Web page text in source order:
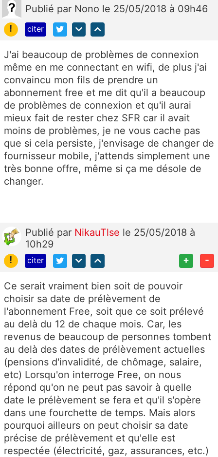
Publié par Nono le 25/05/2018 à 09h46
!
citer
J'ai beaucoup de problèmes de connexion
même en me connectant en wifi, de plus j'ai
convaincu mon fils de prendre un
abonnement free et me dit qu'il a beaucoup
de problèmes de connexion et qu'il aurai
mieux fait de rester chez SFR car il avait
moins de problèmes, je ne vous cache pas
que si cela persiste, j'envisage de changer de
fournisseur mobile, j'attends simplement une
très bonne offre, même si ça me désole de
changer.
Publié par NikauTlse le 25/05/2018 à
10h29
!
citer + -
Ce serait vraiment bien soit de pouvoir
choisir sa date de prélèvement de
l'abonnement Free, soit que ce soit prélevé
au delà du 12 de chaque mois. Car, les
revenus de beaucoup de personnes tombent
au delà des dates de prélèvement actuelles
(pensions d'invalidité, de chômage, salaire,
etc) Lorsqu'on interroge Free, on nous
répond qu'on ne peut pas savoir à quelle
date le prélèvement se fera et qu'il s'opère
dans une fourchette de temps. Mais alors
pourquoi ailleurs on peut choisir sa date
précise de prélèvement et qu'elle est
respectée (électricité, gaz, assurances, etc.)